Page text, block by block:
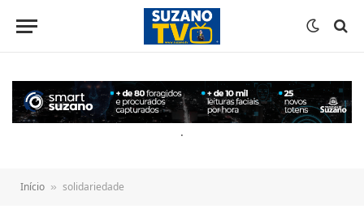
conteúdo
.
Início » solidariedade